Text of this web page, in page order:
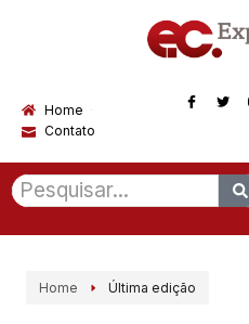
Home
Contato
Home Última edição